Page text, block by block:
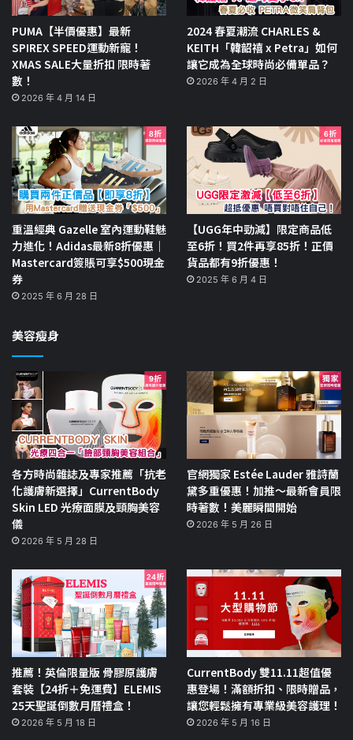
PUMA【半價優惠】最新
SPIREX SPEED運動新寵！
XMAS SALE大量折扣 限時著
數！
2026 年 4 月 14 日
2024 春夏潮流 CHARLES &
KEITH「韓韶禧 x Petra」如何
讓它成為全球時尚必備單品？
2026 年 4 月 2 日
重溫經典 Gazelle 室內運動鞋魅
力進化！Adidas最新8折優惠｜
Mastercard簽賬可享$500現金
券
2025 年 6 月 28 日
【UGG年中勁減】限定商品低
至6折！買2件再享85折！正價
貨品都有9折優惠！
2025 年 6 月 4 日
美容瘦身
各方時尚雜誌及專家推薦「抗老
化護膚新選擇」CurrentBody
Skin LED 光療面膜及頸胸美容
儀
2026 年 5 月 28 日
官網獨家 Estée Lauder 雅詩蘭
黛多重優惠！加推～最新會員限
時著數！美麗瞬間開始
2026 年 5 月 26 日
推薦！英倫限量版 骨膠原護膚
套裝【24折＋免運費】ELEMIS
25天聖誕倒數月曆禮盒！
2026 年 5 月 18 日
CurrentBody 雙11.11超值優
惠登場！滿額折扣、限時贈品，
讓您輕鬆擁有專業級美容護理！
2026 年 5 月 16 日